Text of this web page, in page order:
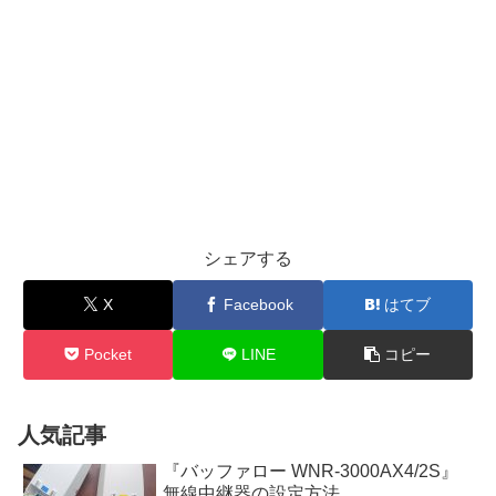
シェアする
X Facebook はてブ
Pocket LINE コピー
人気記事
『バッファロー WNR-3000AX4/2S』